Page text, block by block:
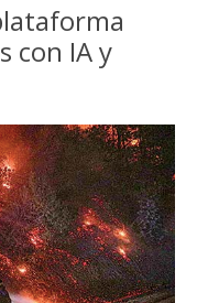
con IA y